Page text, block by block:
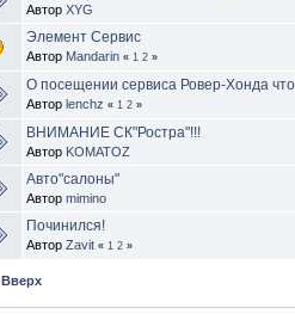
Автор XYG
Элемент Сервис
Автор Mandarin « 1 2»
О посещении сервиса Ровер-Хонда
Автор lenchz « 1 2»
ВНИМАНИЕ СК"Ростра"!!!
Автор KOMATOZ
Авто"салоны"
Автор mimino
Починился!
Автор Zavit « 1 2»
Вверх